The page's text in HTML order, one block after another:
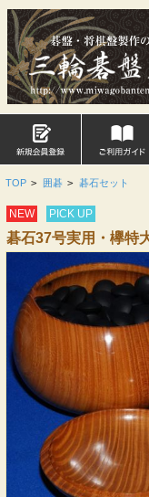
TOP > 囲碁 > 碁石セット
NEW PICK UP
碁石37号実用・欅特